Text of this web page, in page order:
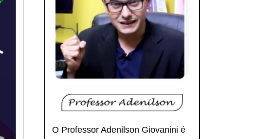
O Professor Adenilson Giovanini é